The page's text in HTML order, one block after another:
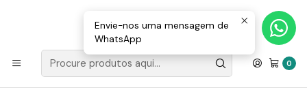
0
Loja Valongo: 220 150 143 (chamada para a rede fixa nacional) «»
E-mail: geral@movenergy.pt
Início
Aplique solar STREET com sensor IP65 1x60W LED 1500lm
6000K C.25xL.62,5xAlt.7cm Cinzento
Envie-nos uma mensagem de
WhatsApp